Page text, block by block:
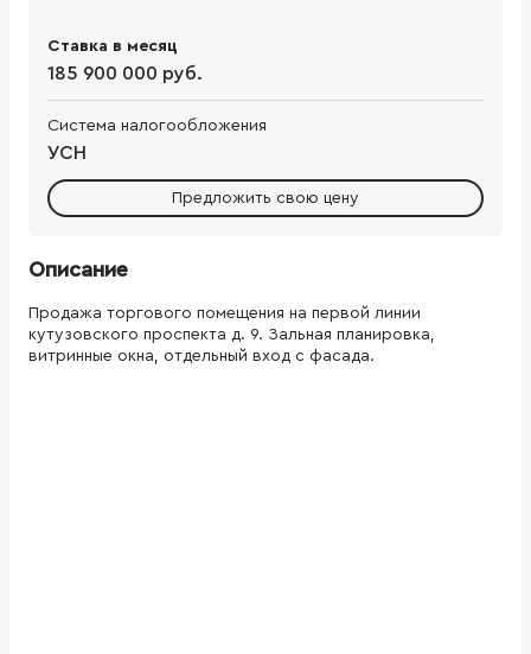
Ставка в месяц
185 900 000 руб.
Система налогообложения
УСН
Предложить свою цену
Описание
Продажа торгового помещения на первой линии
кутузовского проспекта д. 9. Зальная планировка,
витринные окна, отдельный вход с фасада.